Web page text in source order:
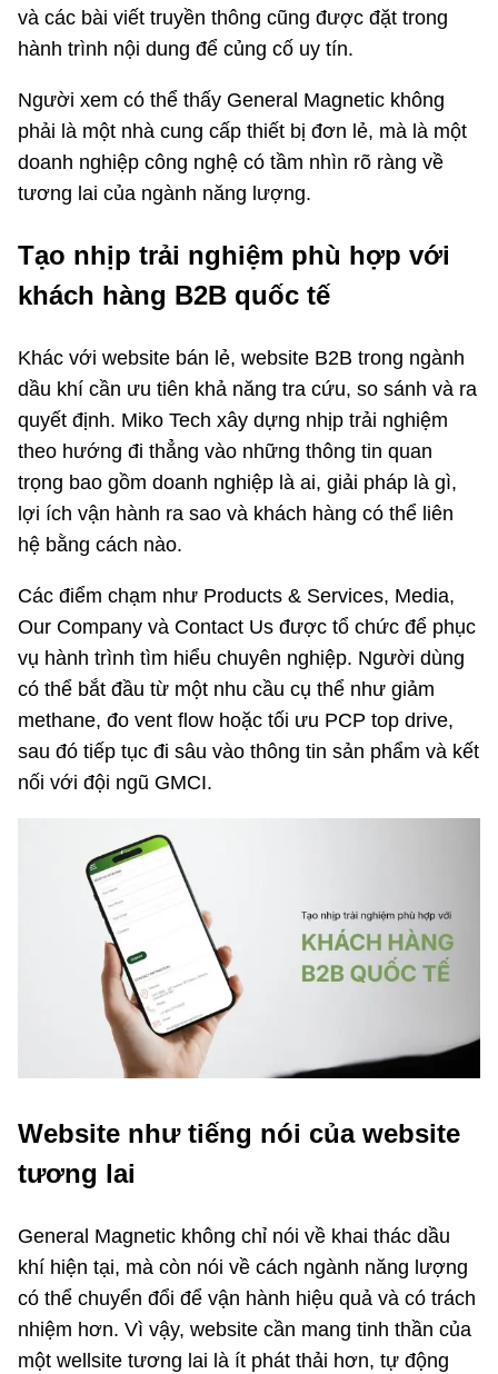
và các bài viết truyền thông cũng được đặt trong
hành trình nội dung để củng cố uy tín.
Người xem có thể thấy General Magnetic không
phải là một nhà cung cấp thiết bị đơn lẻ, mà là một
doanh nghiệp công nghệ có tầm nhìn rõ ràng về
tương lai của ngành năng lượng.
Tạo nhịp trải nghiệm phù hợp với
khách hàng B2B quốc tế
Khác với website bán lẻ, website B2B trong ngành
dầu khí cần ưu tiên khả năng tra cứu, so sánh và ra
quyết định. Miko Tech xây dựng nhịp trải nghiệm
theo hướng đi thẳng vào những thông tin quan
trọng bao gồm doanh nghiệp là ai, giải pháp là gì,
lợi ích vận hành ra sao và khách hàng có thể liên
hệ bằng cách nào.
Các điểm chạm như Products & Services, Media,
Our Company và Contact Us được tổ chức để phục
vụ hành trình tìm hiểu chuyên nghiệp. Người dùng
có thể bắt đầu từ một nhu cầu cụ thể như giảm
methane, đo vent flow hoặc tối ưu PCP top drive,
sau đó tiếp tục đi sâu vào thông tin sản phẩm và kết
nối với đội ngũ GMCI.
Website như tiếng nói của website
tương lai
General Magnetic không chỉ nói về khai thác dầu
khí hiện tại, mà còn nói về cách ngành năng lượng
có thể chuyển đổi để vận hành hiệu quả và có trách
nhiệm hơn. Vì vậy, website cần mang tinh thần của
một wellsite tương lai là ít phát thải hơn, tự động